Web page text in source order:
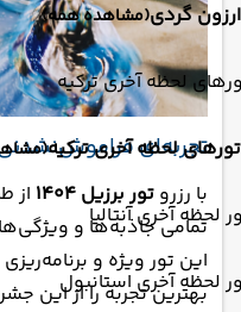
ارزون گردی(مشاهده همه)
لحظه آخری ترکیه
تورهای لحظه آخری ترکیه
لحظه آخری آنتالیا
لحظه آخری استانبول
تجربه‌ای فراموش‌نشدنی با
با رزرو تور برزیل 1404 از
تمامی جاذبه‌ها و
این تور ویژه و
بهترین تجربه را از این